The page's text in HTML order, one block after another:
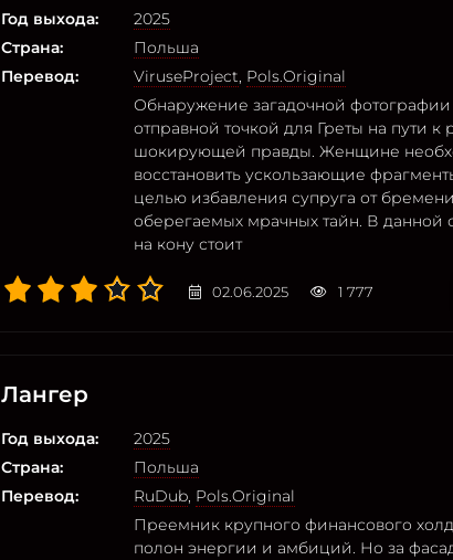
Год выхода:
2025
Страна:
Польша
Перевод:
ViruseProject, Pols.Original
Обнаружение загадочной фотографии
отправной точкой для Греты на пути к
шокирующей правды. Женщине
восстановить ускользающие
целью избавления супруга от
оберегаемых мрачных тайн. В данной
на кону стоит
02.06.2025 1 777
Лангер
Год выхода:
2025
Страна:
Польша
Перевод:
RuDub, Pols.Original
Преемник крупного финансового
полон энергии и амбиций. Но за